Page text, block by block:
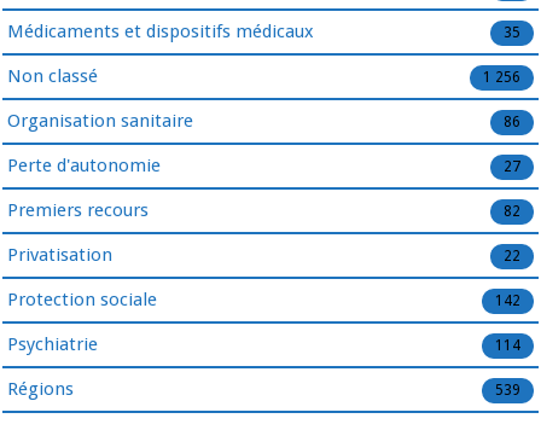
Médicaments et dispositifs médicaux 35
Non classé 1 256
Organisation sanitaire 86
Perte d'autonomie 27
Premiers recours 82
Privatisation 22
Protection sociale 142
Psychiatrie 114
Régions 539